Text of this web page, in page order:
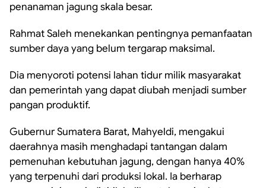
penanaman jagung skala besar.
Rahmat Saleh menekankan pentingnya pemanfaatan
sumber daya yang belum tergarap maksimal.
Dia menyoroti potensi lahan tidur milik masyarakat
dan pemerintah yang dapat diubah menjadi sumber
pangan produktif.
Gubernur Sumatera Barat, Mahyeldi, mengakui
daerahnya masih menghadapi tantangan dalam
pemenuhan kebutuhan jagung, dengan hanya 40%
yang terpenuhi dari produksi lokal. Ia berharap